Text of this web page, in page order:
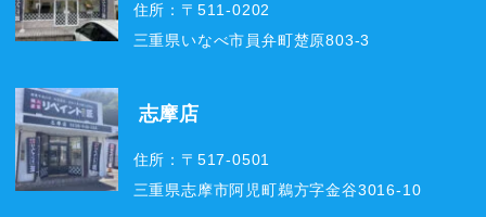
住所：〒511-0202
三重県いなべ市員弁町楚原803-3
志摩店
住所：〒517-0501
三重県志摩市阿児町鵜方字金谷3016-10